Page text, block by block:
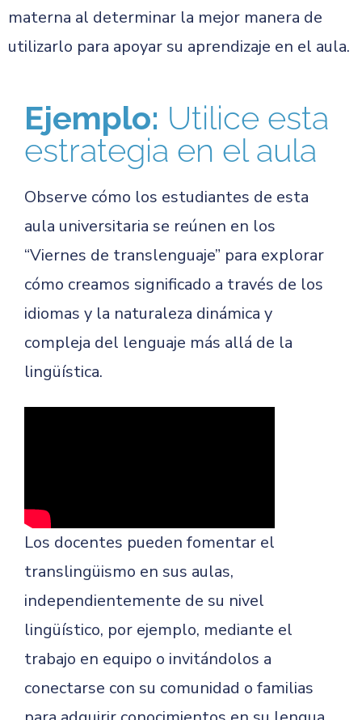
materna al determinar la mejor manera de
utilizarlo para apoyar su aprendizaje en el aula.
Ejemplo: Utilice esta
estrategia en el aula
Observe cómo los estudiantes de esta
aula universitaria se reúnen en los
“Viernes de translenguaje” para explorar
cómo creamos significado a través de los
idiomas y la naturaleza dinámica y
compleja del lenguaje más allá de la
lingüística.
Los docentes pueden fomentar el
translingüismo en sus aulas,
independientemente de su nivel
lingüístico, por ejemplo, mediante el
trabajo en equipo o invitándolos a
conectarse con su comunidad o familias